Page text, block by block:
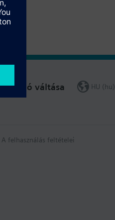
Régió váltása HU (hu)
A felhasználás feltételei